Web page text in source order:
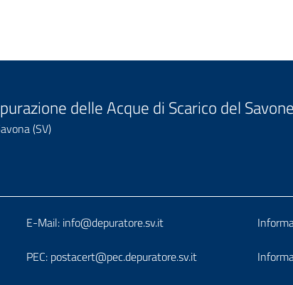
delle Acque di Scarico del
(SV)
Block
it-
E-Mail: info@depuratore.sv.it
PEC: postacert@pec.depuratore.sv.it
it-